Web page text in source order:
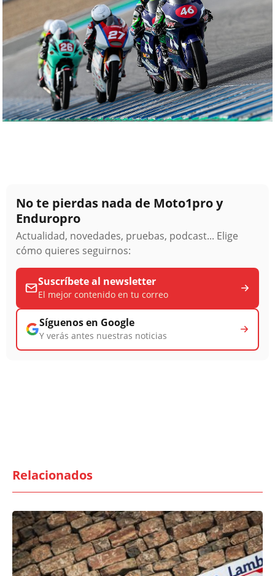
No te pierdas nada de Moto1pro y
Enduropro
Actualidad, novedades, pruebas, podcast... Elige
cómo quieres seguirnos:
Suscríbete al newsletter
El mejor contenido en tu correo
Síguenos en Google
Y verás antes nuestras noticias
Relacionados